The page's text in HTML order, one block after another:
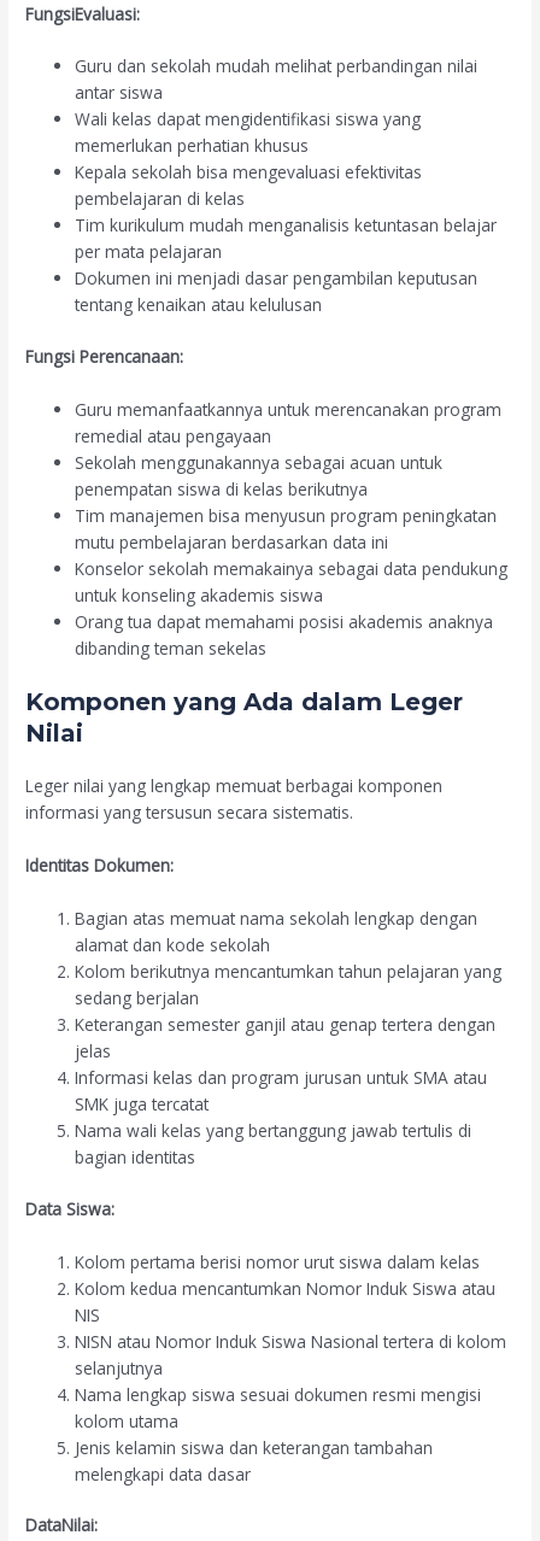
FungsiEvaluasi:
Guru dan sekolah mudah melihat perbandingan nilai
antar siswa
Wali kelas dapat mengidentifikasi siswa yang
memerlukan perhatian khusus
Kepala sekolah bisa mengevaluasi efektivitas
pembelajaran di kelas
Tim kurikulum mudah menganalisis ketuntasan belajar
per mata pelajaran
Dokumen ini menjadi dasar pengambilan keputusan
tentang kenaikan atau kelulusan
Fungsi Perencanaan:
Guru memanfaatkannya untuk merencanakan program
remedial atau pengayaan
Sekolah menggunakannya sebagai acuan untuk
penempatan siswa di kelas berikutnya
Tim manajemen bisa menyusun program peningkatan
mutu pembelajaran berdasarkan data ini
Konselor sekolah memakainya sebagai data pendukung
untuk konseling akademis siswa
Orang tua dapat memahami posisi akademis anaknya
dibanding teman sekelas
Komponen yang Ada dalam Leger
Nilai
Leger nilai yang lengkap memuat berbagai komponen
informasi yang tersusun secara sistematis.
Identitas Dokumen:
Bagian atas memuat nama sekolah lengkap dengan
alamat dan kode sekolah
Kolom berikutnya mencantumkan tahun pelajaran yang
sedang berjalan
Keterangan semester ganjil atau genap tertera dengan
jelas
Informasi kelas dan program jurusan untuk SMA atau
SMK juga tercatat
Nama wali kelas yang bertanggung jawab tertulis di
bagian identitas
Data Siswa:
Kolom pertama berisi nomor urut siswa dalam kelas
Kolom kedua mencantumkan Nomor Induk Siswa atau
NIS
NISN atau Nomor Induk Siswa Nasional tertera di kolom
selanjutnya
Nama lengkap siswa sesuai dokumen resmi mengisi
kolom utama
Jenis kelamin siswa dan keterangan tambahan
melengkapi data dasar
DataNilai: